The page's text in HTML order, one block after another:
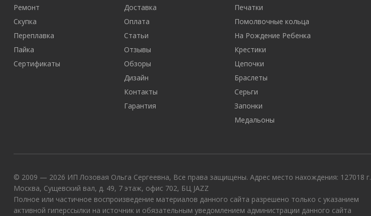
Ремонт
Скупка
Переплавка
Пайка
Сертификаты
Доставка
Оплата
Статьи
Отзывы
Обзоры
Дизайн
Контакты
Гарантия
Печатки
Помолвочные кольца
На Рождение Ребенка
Крестики
Цепочки
Браслеты
Серьги
Запонки
Медальоны
© 2009 — 2026 ИП Лозовая Ольга Сергеевна, Все права защищены. Адрес место нахождения: 127018 г.
Москва, Сущевский вал, д. 49, 7 этаж, офис 702, БЦ JAZZ
Полное или частичное воспроизведение материалов данного сайта разрешено только с указанием
активной гиперссылки на источник и обязательным уведомлением администрации данного сайта